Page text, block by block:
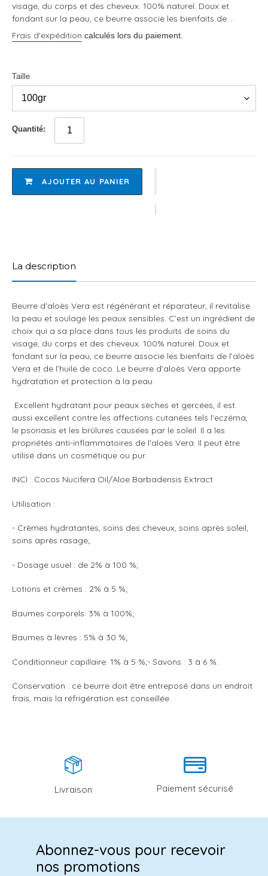
visage, du corps et des cheveux. 100% naturel. Doux et
fondant sur la peau, ce beurre associe les bienfaits de ...
Frais d'expédition calculés lors du paiement.
Taille
Quantité:
AJOUTER AU PANIER
à
votre
La description
Beurre d'aloès Vera est régénérant et réparateur, il revitalise
la peau et soulage les peaux sensibles. C’est un ingrédient de
choix qui a sa place dans tous les produits de soins du
visage, du corps et des cheveux. 100% naturel. Doux et
fondant sur la peau, ce beurre associe les bienfaits de l’aloès
Vera et de l’huile de coco. Le beurre d’aloès Vera apporte
hydratation et protection à la peau.
Excellent hydratant pour peaux sèches et gercées, il est
aussi excellent contre les affections cutanées tels l'eczéma,
le psoriasis et les brûlures causées par le soleil. Il a les
propriétés anti-inflammatoires de l'aloès Vera. Il peut être
utilisé dans un cosmétique ou pur.
INCI : Cocos Nucifera Oil/Aloe Barbadensis Extract
Utilisation :
- Crèmes hydratantes, soins des cheveux, soins après soleil,
soins après rasage;
- Dosage usuel : de 2% à 100 %;
Lotions et crèmes : 2% à 5 %;
Baumes corporels: 3% à 100%;
Baumes à lèvres : 5% à 30 %;
Conditionneur capillaire: 1% à 5 %;- Savons : 3 à 6 %.
Conservation : ce beurre doit être entreposé dans un endroit
frais, mais la réfrigération est conseillée.
Livraison Paiement sécurisé
Abonnez-vous pour recevoir
nos promotions